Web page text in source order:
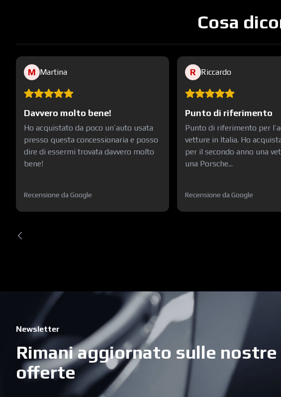
Cosa
M Martina
Davvero molto bene!
Ho acquistato da poco un’auto usata
presso questa concessionaria e posso
dire di essermi trovata davvero molto
bene!
Recensione da Google
R Riccardo
Punto di riferimento
Punto di riferimento per
vetture in Italia. Ho
per il secondo anno una
una Porsche...
Recensione da Google
Newsletter
Rimani aggiornato sulle nostre
offerte